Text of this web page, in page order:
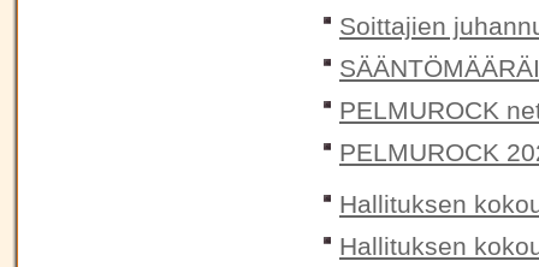
Soittajien
PELMUROCK
PELMUROCK
Hallituksen
Hallituksen